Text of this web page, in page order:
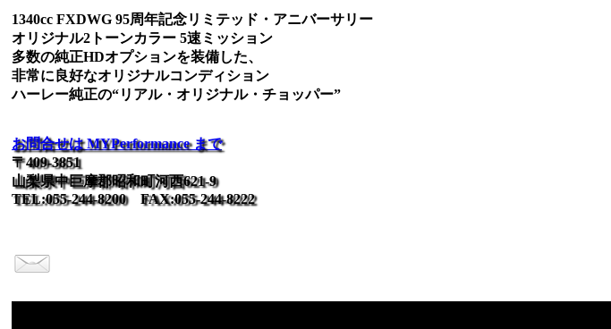
1340cc FXDWG 95周年記念リミテッド・アニバーサリー
オリジナル2トーンカラー 5速ミッション
多数の純正HDオプションを装備した、
非常に良好なオリジナルコンディション
ハーレー純正の“リアル・オリジナル・チョッパー”
お問合せは MYPerformance まで
〒409-3851
山梨県中巨摩郡昭和町河西621-9
TEL:055-244-8200 FAX:055-244-8222